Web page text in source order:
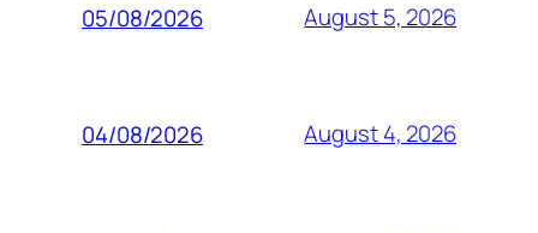
05/08/2026 August 5, 2026
04/08/2026 August 4, 2026